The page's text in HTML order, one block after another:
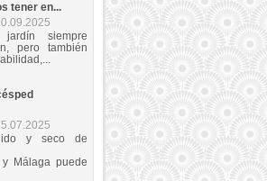
tener en...
siempre
pero también
y seco de
Málaga puede